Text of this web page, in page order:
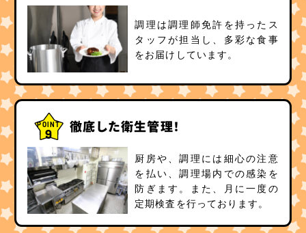
調理は調理師免許を持ったス
タッフが担当し、多彩な食事
をお届けしています。
POINT
9 徹底した衛生管理！
厨房や、調理には細心の注意
を払い、調理場内での感染を
防ぎます。また、月に一度の
定期検査を行っております。